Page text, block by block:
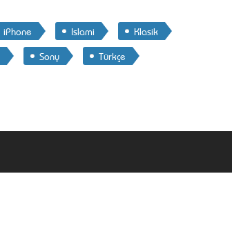
iPhone Islami
Klasik
Sony
Türkçe